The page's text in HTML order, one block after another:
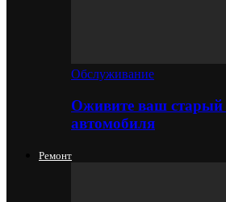
Обслуживание
Оживите ваш старый
автомобиля
Ремонт